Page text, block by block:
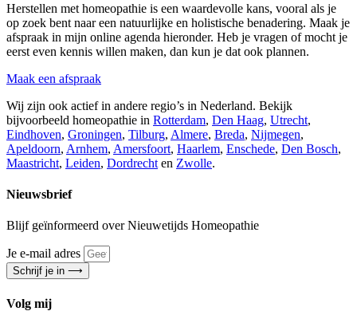
Herstellen met homeopathie is een waardevolle kans, vooral als je
op zoek bent naar een natuurlijke en holistische benadering. Maak je
afspraak in mijn online agenda hieronder. Heb je vragen of mocht je
eerst even kennis willen maken, dan kun je dat ook plannen.
Maak een afspraak
Wij zijn ook actief in andere regio’s in Nederland. Bekijk
bijvoorbeeld homeopathie in Rotterdam, Den Haag, Utrecht,
Eindhoven, Groningen, Tilburg, Almere, Breda, Nijmegen,
Apeldoorn, Arnhem, Amersfoort, Haarlem, Enschede, Den Bosch,
Maastricht, Leiden, Dordrecht en Zwolle.
Nieuwsbrief
Blijf geïnformeerd over Nieuwetijds Homeopathie
Je e-mail adres
Schrijf je in ⟶
Volg mij